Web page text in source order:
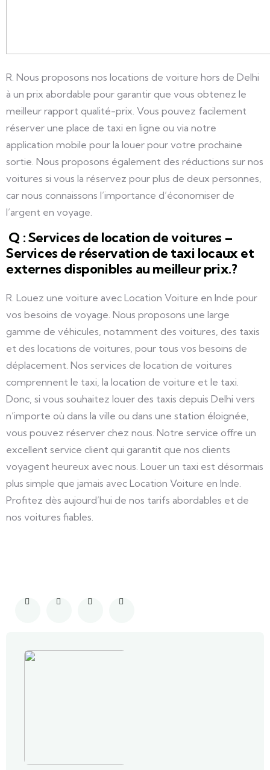
R. Nous proposons nos locations de voiture hors de Delhi
à un prix abordable pour garantir que vous obtenez le
meilleur rapport qualité-prix. Vous pouvez facilement
réserver une place de taxi en ligne ou via notre
application mobile pour la louer pour votre prochaine
sortie. Nous proposons également des réductions sur nos
voitures si vous la réservez pour plus de deux personnes,
car nous connaissons l’importance d’économiser de
l’argent en voyage.
Q : Services de location de voitures –
Services de réservation de taxi locaux et
externes disponibles au meilleur prix.?
R. Louez une voiture avec Location Voiture en Inde pour
vos besoins de voyage. Nous proposons une large
gamme de véhicules, notamment des voitures, des taxis
et des locations de voitures, pour tous vos besoins de
déplacement. Nos services de location de voitures
comprennent le taxi, la location de voiture et le taxi.
Donc, si vous souhaitez louer des taxis depuis Delhi vers
n’importe où dans la ville ou dans une station éloignée,
vous pouvez réserver chez nous. Notre service offre un
excellent service client qui garantit que nos clients
voyagent heureux avec nous. Louer un taxi est désormais
plus simple que jamais avec Location Voiture en Inde.
Profitez dès aujourd’hui de nos tarifs abordables et de
nos voitures fiables.